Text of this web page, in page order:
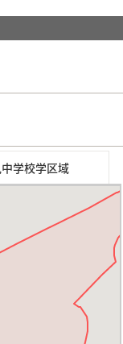
学校学区域